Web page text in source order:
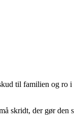
til familien og ro
skridt, der gør den